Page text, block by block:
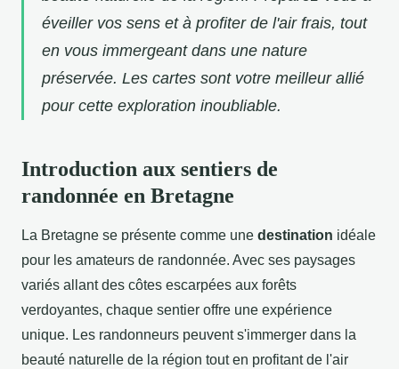
éveiller vos sens et à profiter de l'air frais, tout
en vous immergeant dans une nature
préservée. Les cartes sont votre meilleur allié
pour cette exploration inoubliable.
Introduction aux sentiers de
randonnée en Bretagne
La Bretagne se présente comme une destination idéale
pour les amateurs de randonnée. Avec ses paysages
variés allant des côtes escarpées aux forêts
verdoyantes, chaque sentier offre une expérience
unique. Les randonneurs peuvent s'immerger dans la
beauté naturelle de la région tout en profitant de l'air